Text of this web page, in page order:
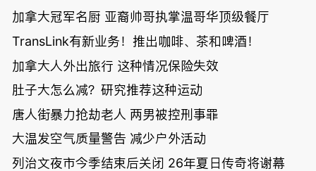
加拿大冠军名厨 亚裔帅哥执掌温哥华顶级餐厅
TransLink有新业务！推出咖啡、茶和啤酒！
加拿大人外出旅行 这种情况保险失效
肚子大怎么减？研究推荐这种运动
唐人街暴力抢劫老人 两男被控刑事罪
大温发空气质量警告 减少户外活动
列治文夜市今季结束后关闭 26年夏日传奇将谢幕